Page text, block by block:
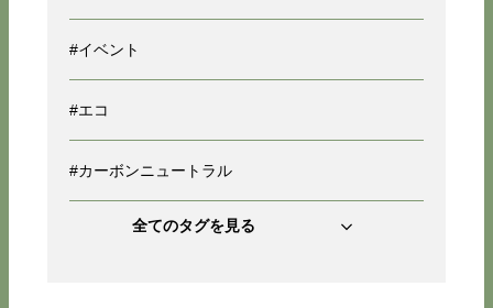
#イベント
#エコ
#カーボンニュートラル
全てのタグを見る